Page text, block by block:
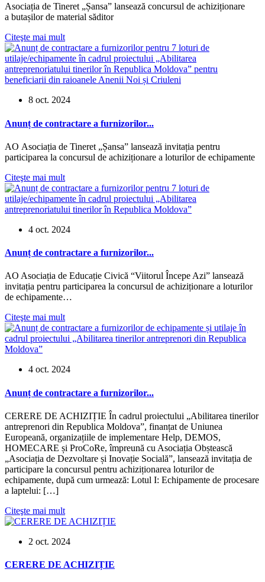
Asociația de Tineret „Șansa” lansează concursul de achiziționare
a butașilor de material săditor
Citeşte mai mult
8 oct. 2024
Anunț de contractare a furnizorilor...
AO Asociația de Tineret „Șansa” lansează invitația pentru
participarea la concursul de achiziționare a loturilor de echipamente
Citeşte mai mult
4 oct. 2024
Anunț de contractare a furnizorilor...
AO Asociația de Educație Civică “Viitorul Începe Azi” lansează
invitația pentru participarea la concursul de achiziționare a loturilor
de echipamente…
Citeşte mai mult
4 oct. 2024
Anunț de contractare a furnizorilor...
CERERE DE ACHIZIȚIE În cadrul proiectului „Abilitarea tinerilor
antreprenori din Republica Moldova”, finanțat de Uniunea
Europeană, organizațiile de implementare Help, DEMOS,
HOMECARE și ProCoRe, împreună cu Asociația Obștească
„Asociația de Dezvoltare și Inovație Socială”, lansează invitația de
participare la concursul pentru achiziționarea loturilor de
echipamente, după cum urmează: Lotul I: Echipamente de procesare
a laptelui: […]
Citeşte mai mult
2 oct. 2024
CERERE DE ACHIZIȚIE